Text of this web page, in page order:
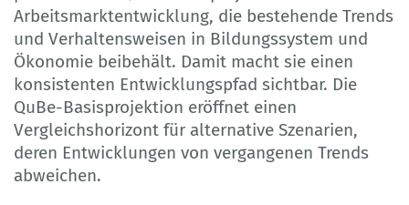
Arbeitsmarktentwicklung, die bestehende Trends
und Verhaltensweisen in Bildungssystem und
Ökonomie beibehält. Damit macht sie einen
konsistenten Entwicklungspfad sichtbar. Die
QuBe-Basisprojektion eröffnet einen
Vergleichshorizont für alternative Szenarien,
deren Entwicklungen von vergangenen Trends
abweichen.